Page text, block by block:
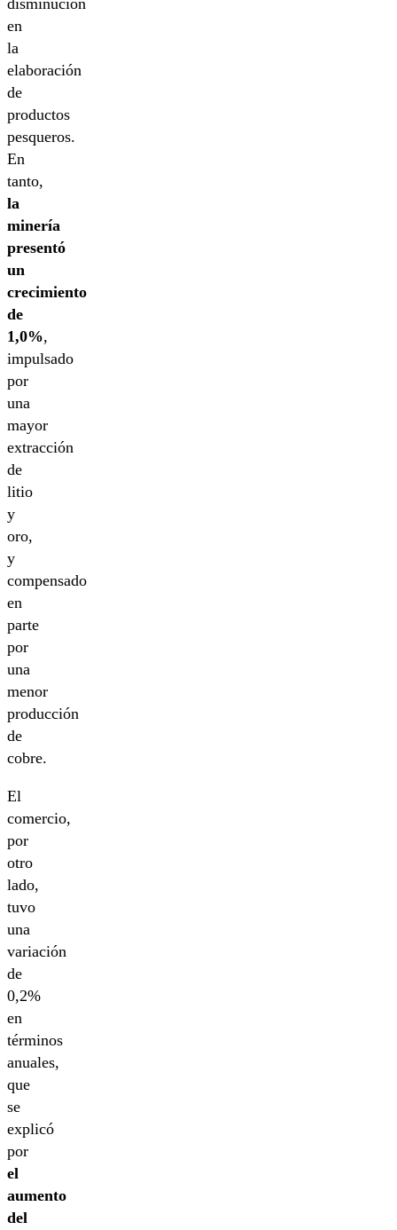
disminución
en
la
elaboración
de
productos
pesqueros.
En
tanto,
la
minería
presentó
un
crecimiento
de
1,0%,
impulsado
por
una
mayor
extracción
de
litio
y
oro,
y
compensado
en
parte
por
una
menor
producción
de
cobre.
El
comercio,
por
otro
lado,
tuvo
una
variación
de
0,2%
en
términos
anuales,
que
se
explicó
por
el
aumento
del